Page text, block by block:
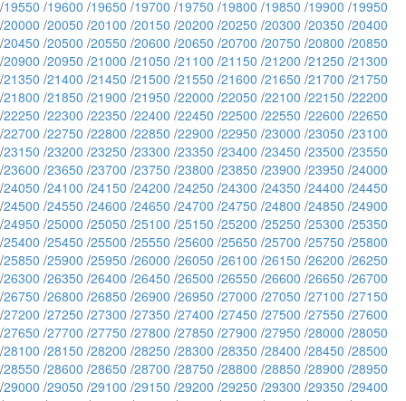
/19550 /19600 /19650 /19700 /19750 /19800 /19850 /19900 /19950
/20000 /20050 /20100 /20150 /20200 /20250 /20300 /20350 /20400
/20450 /20500 /20550 /20600 /20650 /20700 /20750 /20800 /20850
/20900 /20950 /21000 /21050 /21100 /21150 /21200 /21250 /21300
/21350 /21400 /21450 /21500 /21550 /21600 /21650 /21700 /21750
/21800 /21850 /21900 /21950 /22000 /22050 /22100 /22150 /22200
/22250 /22300 /22350 /22400 /22450 /22500 /22550 /22600 /22650
/22700 /22750 /22800 /22850 /22900 /22950 /23000 /23050 /23100
/23150 /23200 /23250 /23300 /23350 /23400 /23450 /23500 /23550
/23600 /23650 /23700 /23750 /23800 /23850 /23900 /23950 /24000
/24050 /24100 /24150 /24200 /24250 /24300 /24350 /24400 /24450
/24500 /24550 /24600 /24650 /24700 /24750 /24800 /24850 /24900
/24950 /25000 /25050 /25100 /25150 /25200 /25250 /25300 /25350
/25400 /25450 /25500 /25550 /25600 /25650 /25700 /25750 /25800
/25850 /25900 /25950 /26000 /26050 /26100 /26150 /26200 /26250
/26300 /26350 /26400 /26450 /26500 /26550 /26600 /26650 /26700
/26750 /26800 /26850 /26900 /26950 /27000 /27050 /27100 /27150
/27200 /27250 /27300 /27350 /27400 /27450 /27500 /27550 /27600
/27650 /27700 /27750 /27800 /27850 /27900 /27950 /28000 /28050
/28100 /28150 /28200 /28250 /28300 /28350 /28400 /28450 /28500
/28550 /28600 /28650 /28700 /28750 /28800 /28850 /28900 /28950
/29000 /29050 /29100 /29150 /29200 /29250 /29300 /29350 /29400